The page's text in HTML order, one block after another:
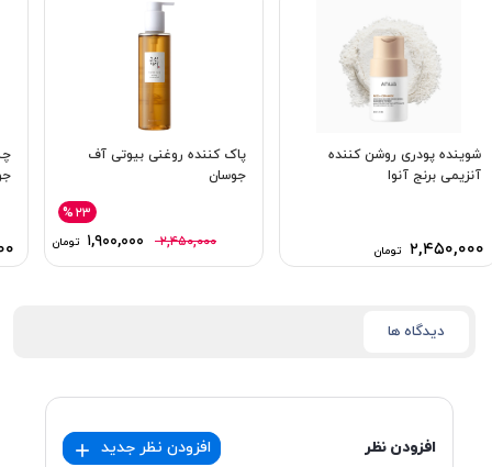
شوینده پودری روشن کننده
آنزیمی برنج آنوا
۲,۴۵۰,۰۰۰ تومان
پاک کننده روغنی بیوتی آف
جوسان
۲,۴۵۰,۰۰۰ ۱,۹۰۰,۰۰۰ تومان
%۲۳
دیدگاه ها
افزودن نظر افزودن نظر جدید